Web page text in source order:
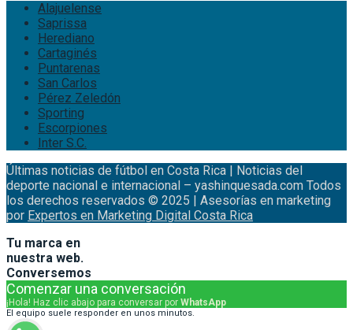
Alajuelense
Saprissa
Herediano
Cartaginés
Puntarenas
San Carlos
Pérez Zeledón
Sporting
Escorpiones
Inter S.C.
Últimas noticias de fútbol en Costa Rica | Noticias del
deporte nacional e internacional – yashinquesada.com Todos
los derechos reservados © 2025 | Asesorías en marketing
por Expertos en Marketing Digital Costa Rica
Tu marca en
nuestra web.
Conversemos
Comenzar una conversación
¡Hola! Haz clic abajo para conversar por WhatsApp
El equipo suele responder en unos minutos.